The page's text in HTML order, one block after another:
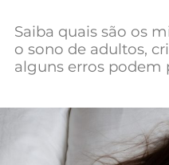
Saiba quais são os
o sono de adultos,
alguns erros podem